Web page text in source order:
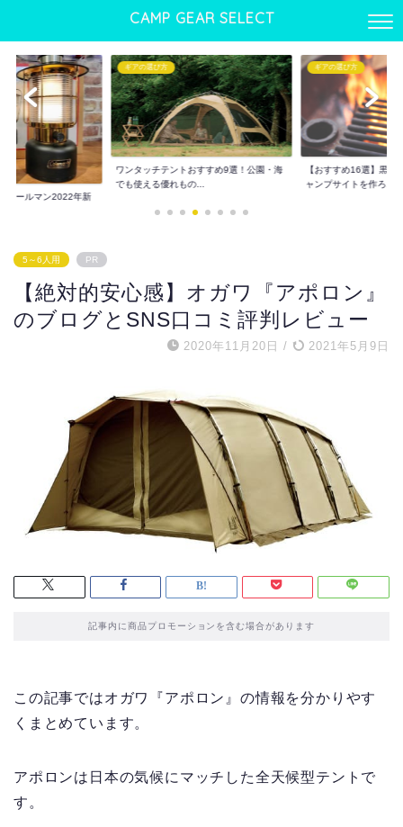
CAMP GEAR SELECT
コールマン2022年新
ギアの選び方
ワンタッチテントおすすめ9選！公園・海
でも使える優れもの...
ギアの選び方
【おすすめ16選】黒ギ
ャンプサイトを作ろ...
5～6人用 PR
【絶対的安心感】オガワ『アポロン』
のブログとSNS口コミ評判レビュー
2020年11月20日 / 2021年5月9日
記事内に商品プロモーションを含む場合があります
この記事ではオガワ『アポロン』の情報を分かりやす
くまとめています。
アポロンは日本の気候にマッチした全天候型テントで
す。